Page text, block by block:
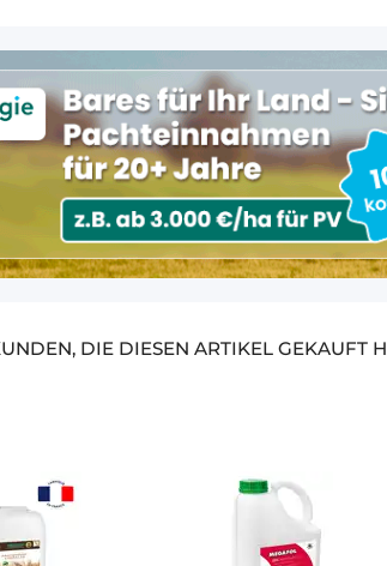
DIE DIESEN ARTIKEL GEKAUFT